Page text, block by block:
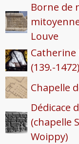
Borne de
Louve
Catherine
(139.-1472)
Chapelle
Dédicace
(chapelle
Woippy)